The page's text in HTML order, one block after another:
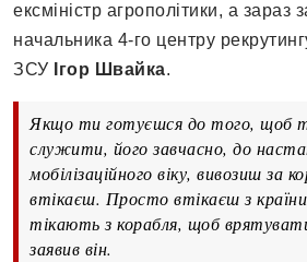
ексміністр агрополітики, а зараз
начальника 4-го центру
ЗСУ
Ігор Швайка.
Якщо ти готуєшся до того, щоб
служити, його завчасно, до
мобілізаційного віку, вивозиш за
втікаєш. Просто втікаєш з
тікають з корабля, щоб
заявив він.